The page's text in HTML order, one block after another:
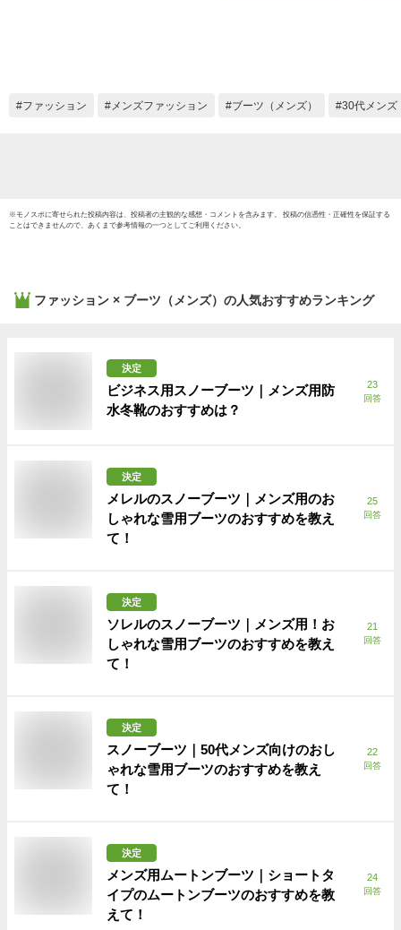
ファッション メンズファッション ブーツ（メンズ） 30代メンズ
※モノスポに寄せられた投稿内容は、投稿者の主観的な感想・コメントを含みます。 投稿の信憑性・正確性を保証する
ことはできませんので、あくまで参考情報の一つとしてご利用ください。
ファッション × ブーツ（メンズ） の人気おすすめランキング
決定
ビジネス用スノーブーツ｜メンズ用防
水冬靴のおすすめは？
23
回答
決定
メレルのスノーブーツ｜メンズ用のお
しゃれな雪用ブーツのおすすめを教え
て！
25
回答
決定
ソレルのスノーブーツ｜メンズ用！お
しゃれな雪用ブーツのおすすめを教え
て！
21
回答
決定
スノーブーツ｜50代メンズ向けのおし
ゃれな雪用ブーツのおすすめを教え
て！
22
回答
決定
メンズ用ムートンブーツ｜ショートタ
イプのムートンブーツのおすすめを教
えて！
24
回答